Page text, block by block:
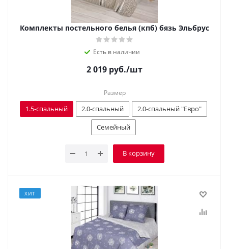
Комплекты постельного белья (кпб) бязь Эльбрус
Есть в наличии
2 019 руб./шт
Размер
1.5-спальный 2.0-спальный
2.0-спальный "Евро"
Семейный
В корзину
ХИТ